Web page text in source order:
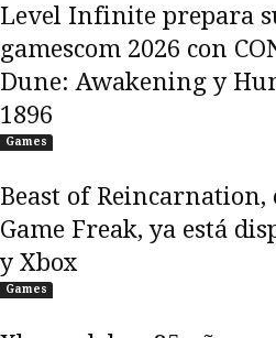
Level Infinite prepara
gamescom 2026 con
Dune: Awakening y
1896
Games
Beast of Reincarnation,
Game Freak, ya está
y Xbox
Games